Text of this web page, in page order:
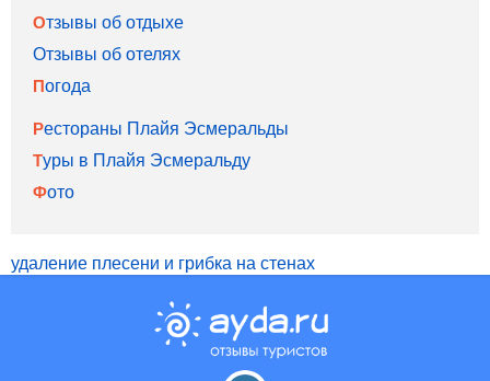
Отзывы об отдыхе
Отзывы об отелях
Погода
Рестораны Плайя Эсмеральды
Туры в Плайя Эсмеральду
Фото
удаление плесени и грибка на стенах